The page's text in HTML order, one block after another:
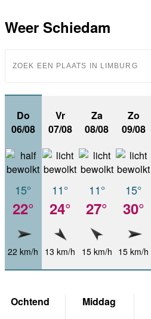
Weer Schiedam
Do
06/08
15°
22°
22 km/h
Vr
07/08
11°
24°
13 km/h
Za
08/08
11°
27°
15 km/h
Zo
09/08
15°
30°
15 km/h
Ochtend Middag